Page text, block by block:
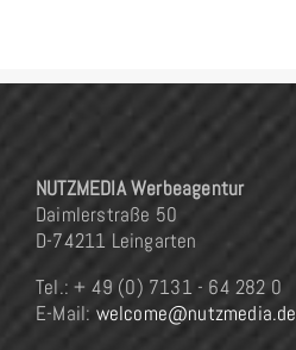
NUTZMEDIA Werbeagentur
Daimlerstraße 50
D-74211 Leingarten
Tel.: + 49 (0) 7131 - 64 282 0
E-Mail: welcome@nutzmedia.de